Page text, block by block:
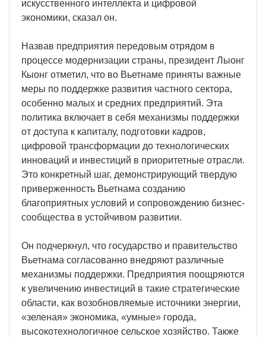
искусственного интеллекта и цифровой
экономики, сказал он.
Назвав предприятия передовым отрядом в
процессе модернизации страны, президент Лыонг
Кыонг отметил, что во Вьетнаме приняты важные
меры по поддержке развития частного сектора,
особенно малых и средних предприятий. Эта
политика включает в себя механизмы поддержки
от доступа к капиталу, подготовки кадров,
цифровой трансформации до технологических
инноваций и инвестиций в приоритетные отрасли.
Это конкретный шаг, демонстрирующий твердую
приверженность Вьетнама созданию
благоприятных условий и сопровождению бизнес-
сообщества в устойчивом развитии.
Он подчеркнул, что государство и правительство
Вьетнама согласованно внедряют различные
механизмы поддержки. Предприятия поощряются
к увеличению инвестиций в такие стратегические
области, как возобновляемые источники энергии,
«зеленая» экономика, «умные» города,
высокотехнологичное сельское хозяйство. Также